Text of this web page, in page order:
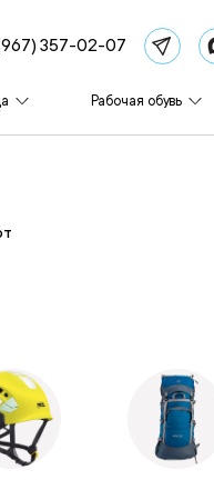
357-02-07
Рабочая обувь